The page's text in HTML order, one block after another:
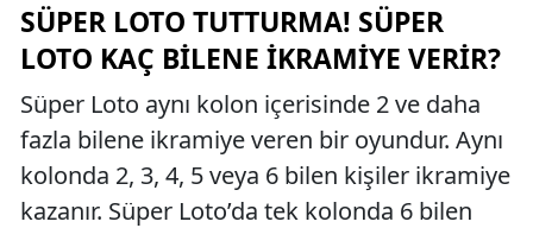
SÜPER LOTO TUTTURMA! SÜPER
LOTO KAÇ BILENE İKRAMIYE VERIR?
Süper Loto aynı kolon içerisinde 2 ve daha
fazla bilene ikramiye veren bir oyundur. Aynı
kolonda 2, 3, 4, 5 veya 6 bilen kişiler ikramiye
kazanır. Süper Loto’da tek kolonda 6 bilen